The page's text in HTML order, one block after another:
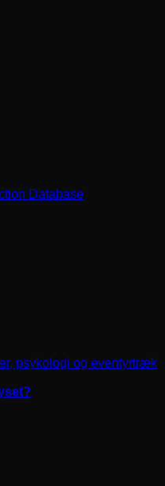
Database
psykologi og eventyrtræk